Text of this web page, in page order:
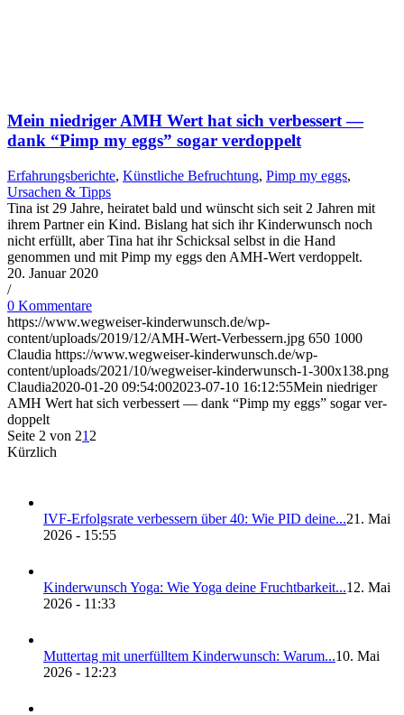
Mein nied­ri­ger AMH Wert hat sich ver­bes­sert —
dank “Pimp my eggs” sogar ver­dop­pelt
Erfahrungsberichte, Künstliche Befruchtung, Pimp my eggs,
Ursachen & Tipps
Tina ist 29 Jahre, heiratet bald und wünscht sich seit 2 Jahren mit
ihrem Partner ein Kind. Bislang hat sich ihr Kinderwunsch noch
nicht erfüllt, aber Tina hat ihr Schicksal selbst in die Hand
genommen und mit Pimp my eggs den AMH-Wert verdoppelt.
20. Januar 2020
/
0 Kommentare
https://www.wegweiser-kinderwunsch.de/wp-
content/uploads/2019/12/AMH-Wert-Verbessern.jpg 650 1000
Claudia https://www.wegweiser-kinderwunsch.de/wp-
content/uploads/2021/10/wegweiser-kinderwunsch-1-300x138.png
Claudia2020-01-20 09:54:002023-07-10 16:12:55Mein nied­ri­ger
AMH Wert hat sich ver­bes­sert — dank “Pimp my eggs” sogar ver­
dop­pelt
Seite 2 von 21 2
Kürzlich
IVF-Erfolgs­ra­te ver­bes­sern über 40: Wie PID dei­ne...21. Mai
2026 - 15:55
Kin­der­wunsch Yoga: Wie Yoga dei­ne Frucht­bar­keit...12. Mai
2026 - 11:33
Mut­ter­tag mit uner­füll­tem Kin­der­wunsch: War­um...10. Mai
2026 - 12:23